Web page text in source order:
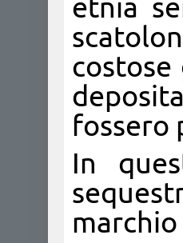
etnia
fossero
In
marchio